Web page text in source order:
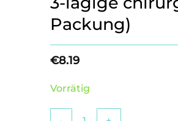
Packung)
€8.19
Vorrätig
3-lagige chirurgische